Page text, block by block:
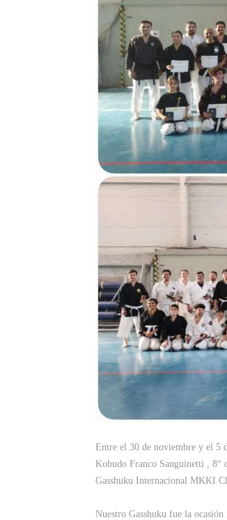
Entre el 30 de noviembre y el 5
Kobudo Franco Sanguinetti , 8°
Gasshuku Internacional MKKI
Nuestro Gasshuku fue la